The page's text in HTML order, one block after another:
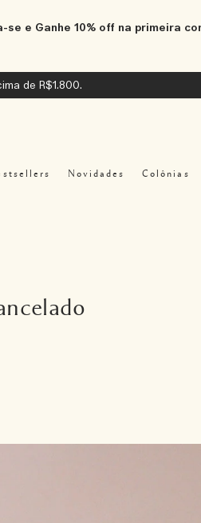
se e Ganhe 10% off na primeira
de R$1.800.
Novidades Colônias